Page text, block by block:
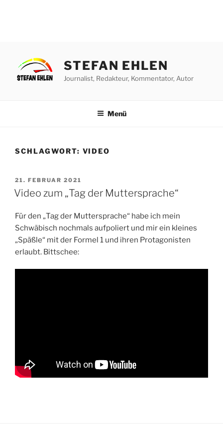
springen
STEFAN EHLEN
Journalist, Redakteur, Kommentator, Autor
Menü
SCHLAGWORT: VIDEO
VERÖFFENTLICHT
AM
21. FEBRUAR 2021
Video zum „Tag der Muttersprache“
Für den „Tag der Muttersprache“ habe ich mein
Schwäbisch nochmals aufpoliert und mir ein kleines
„Späßle“ mit der Formel 1 und ihren Protagonisten
erlaubt. Bittschee: